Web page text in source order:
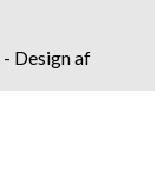
- Design af